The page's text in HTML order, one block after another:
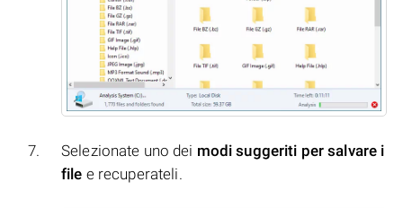
Selezionate uno dei modi suggeriti per salvare i
file e recuperateli.